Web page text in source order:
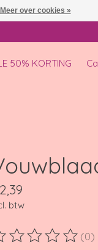
50% KORTING
btw
beoordeling van(0)
Meer over cookies »